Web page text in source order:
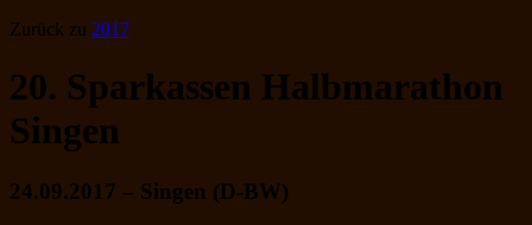
Zurück zu 2017
20. Sparkassen Halbmarathon
Singen
24.09.2017 – Singen (D-BW)